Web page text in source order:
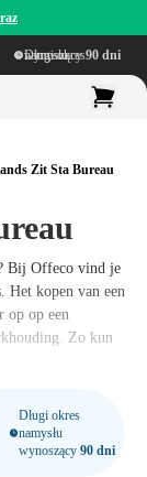
Długi okres namysłu wynoszący90 dni
Zit Sta Bureau
Bij Offeco vind je
Het kopen van een
op op een
Zo kun
waarmee je je
achter je
Długi okres
namysłu
wynoszący90 dni